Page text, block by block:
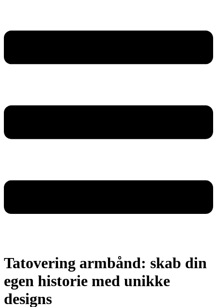
Tatovering armbånd: skab din
egen historie med unikke
designs